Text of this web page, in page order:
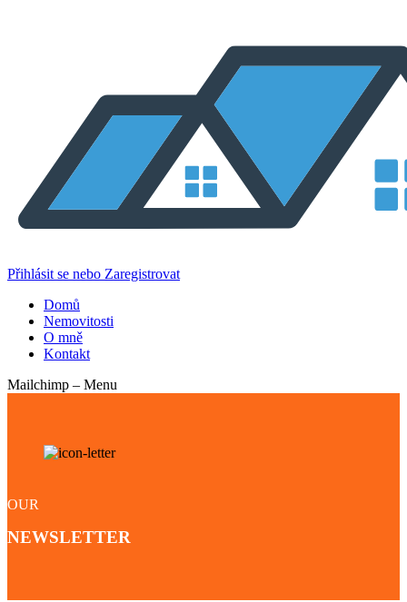
Přihlásit se nebo Zaregistrovat
Domů
Nemovitosti
O mně
Kontakt
Mailchimp – Menu
OUR
NEWSLETTER